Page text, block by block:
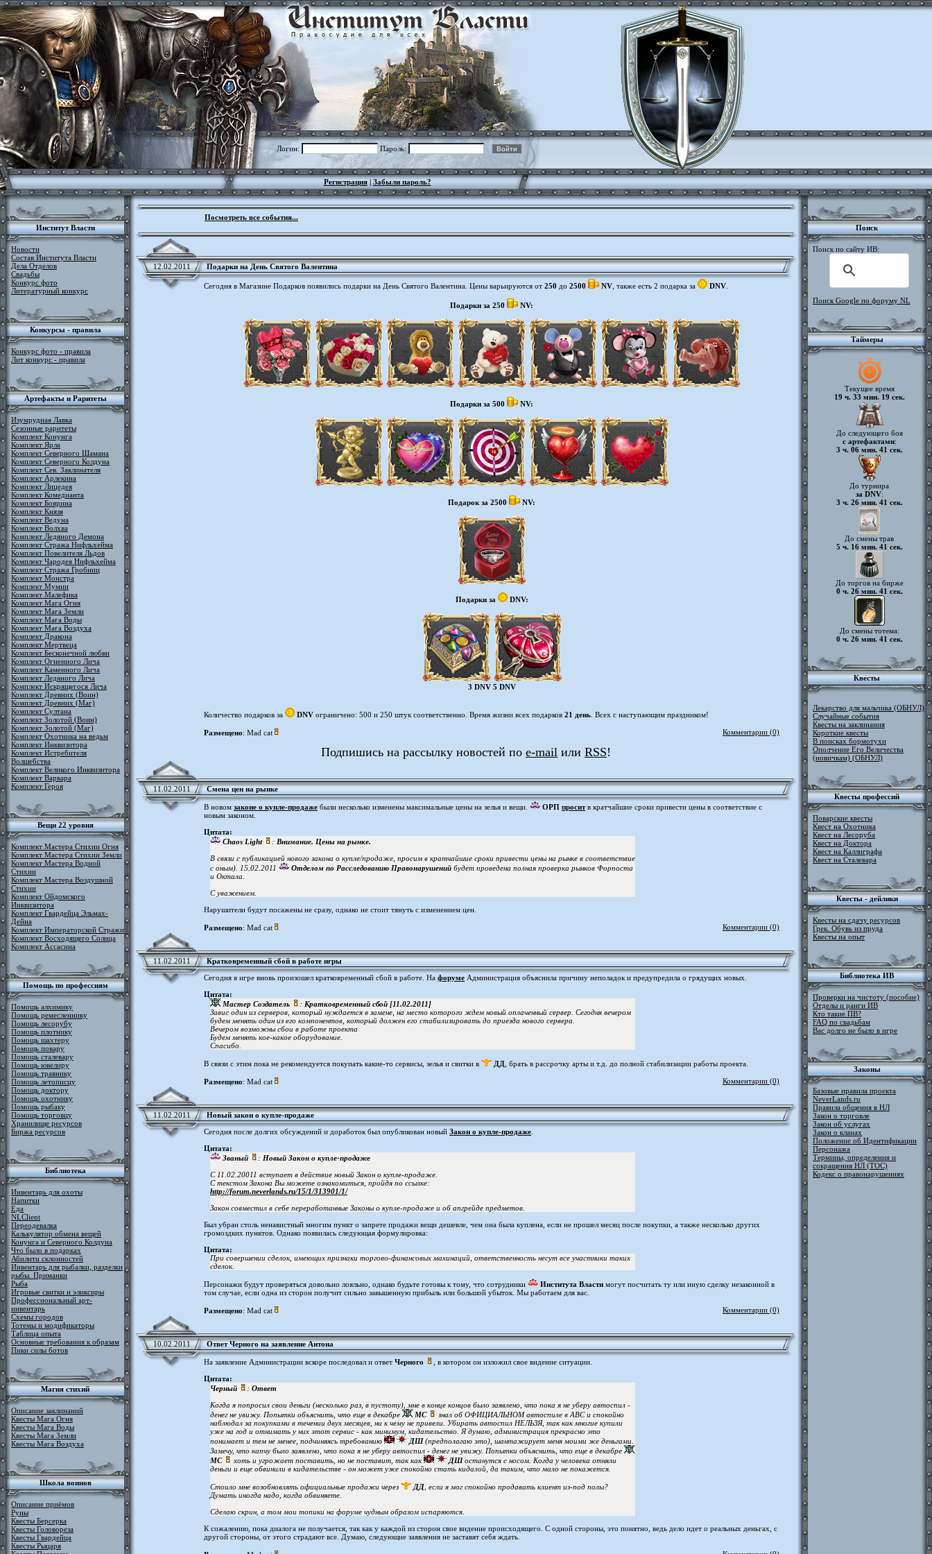
Логин: Пароль:
Регистрация| Забыли пароль?
Институт Власти
Новости
Состав Института Власти
Дела Отделов
Свадьбы
Конкурс фото
Литературный конкурс
Конкурсы - правила
Конкурс фото - правила
Лит конкурс - правила
Артефакты и Раритеты
Изумрудная Лавка
Сезонные раритеты
Комплект Конунга
Комплект Ярла
Комплект Северного Шамана
Комплект Северного Колдуна
Комплект Сев. Заклинателя
Комплект Арлекина
Комплект Лицедея
Комплект Комедианта
Комплект Боярина
Комплект Князя
Комплект Ведуна
Комплект Волхва
Комплект Ледяного Демона
Комплект Стража Нифльхейма
Комплект Повелителя Льдов
Комплект Чародея Нифльхейма
Комплект Стража Гробниц
Комплект Монстра
Комплект Мумии
Комплект Малефика
Комплект Мага Огня
Комплект Мага Земли
Комплект Мага Воды
Комплект Мага Воздуха
Комплект Дракона
Комплект Мертвеца
Комплект Бесконечной любви
Комплект Огненного Лича
Комплект Каменного Лича
Комплект Ледяного Лича
Комплект Искрящегося Лича
Комплект Древних (Воин)
Комплект Древних (Маг)
Комплект Султана
Комплект Золотой (Воин)
Комплект Золотой (Маг)
Комплект Охотника на ведьм
Комплект Инквизитора
Комплект Истребителя
Волшебства
Комплект Великого Инквизитора
Комплект Варвара
Комплект Героя
Вещи 22 уровня
Комплект Мастера Стихии Огня
Комплект Мастера Стихии Земли
Комплект Мастера Водной
Стихии
Комплект Мастера Воздушной
Стихии
Комплект Ойдомского
Инквизитора
Комплект Гвардейца Эльмах-
Дейна
Комплект Императорской Стражи
Комплект Восходящего Солнца
Комплект Ассасина
Помощь по профессиям
Помощь алхимику
Помощь ремесленнику
Помощь лесорубу
Помощь плотнику
Помощь шахтеру
Помощь повару
Помощь сталевару
Помощь ювелиру
Помощь травнику
Помощь летописцу
Помощь доктору
Помощь охотнику
Помощь рыбаку
Помощь торговцу
Хранилище ресурсов
Биржа ресурсов
Библиотека
Инвентарь для охоты
Напитки
Еда
NLClient
Переодевалка
Калькулятор обмена вещей
Конунга и Северного Колдуна
Что было в подарках
Абилити склонностей
Инвентарь для рыбалки, разделки
рыбы. Приманки
Рыба
Игровые свитки и эликсиры
Профессиональный арт-
инвентарь
Схемы городов
Тотемы и модификаторы
Таблица опыта
Основные требования к образам
Пики силы ботов
Магия стихий
Описание заклинаний
Квесты Мага Огня
Квесты Мага Воды
Квесты Мага Земли
Квесты Мага Воздуха
Школа воинов
Описание приёмов
Руны
Квесты Берсерка
Квесты Головореза
Квесты Гвардейца
Квесты Рыцаря
Посмотреть все события...
12.02.2011 Подарки на День Святого Валентина
Сегодня в Магазине Подарков появились подарки на День Святого Валентина. Цены варьируются от 250 до 2500 NV , также есть 2 подарка за DNV
Подарки за 250 NV:
Подарки за 500 NV:
Подарок за 2500 NV:
Подарки за DNV:
3 DNV 5 DNV
Количество подарков за DNV ограничено: 500 и 250 штук соответственно. Время жизни всех подарков 21 день . Всех с наступающим праздником!
Размещено: Mad cat Комментарии (0)
Подпишись на рассылку новостей по e-mail или RSS!
11.02.2011 Смена цен на рынке
В новом законе о купле-продаже были несколько изменены максимальные цены на зелья и вещи. ОРП проситв кратчайшие сроки привести цены в соответствие с
новым законом.
Цитата:
Chaos Light
: Внимание. Цены на рынке.
В связи с публикацией нового закона о купле/продаже, просим в кратчайшие сроки привести цены на рынке в соответствие
с оным). 15.02.2011
Отделом по Расследованию Правонарушений будет проведена полная проверка рынков Форпоста
и Октала.
С уважением.
Нарушители будут посажены не сразу, однако не стоит тянуть с изменением цен.
Размещено: Mad cat Комментарии (0)
11.02.2011
Кратковременный сбой в работе игры
Сегодня в игре вновь произошел кратковременный сбой в работе. На форуме Администрация объяснила причину неполадок и предупредила о грядущих новых.
Цитата:
Мастер Создатель
: Кратковременный сбой [11.02.2011]
Завис один из серверов, который нуждается в замене, на место которого ждем новый оплаченный сервер. Сегодня вечером
будем менять один из его компонентов, который должен его стабилизировать до приезда нового сервера.
Вечером возможны сбои в работе проекта
Будем менять кое-какое оборудование.
Спасибо.
В связи с этим пока не рекомендуется покупать какие-то сервисы, зелья и свитки в ДД , брать в рассрочку арты и т.д. до полной стабилизации работы проекта.
Размещено: Mad cat Комментарии (0)
11.02.2011
Новый закон о купле-продаже
Сегодня после долгих обсуждений и доработок был опубликован новый Закон о купле-продаже
Цитата:
Званый
: Новый Закон о купле-продаже
С 11.02.20011 вступает в действие новый Закон о купле-продаже.
С текстом Закона Вы можете ознакомиться, пройдя по ссылке:
http://forum.neverlands.ru/15/1/313901/1/
Закон совместил в себе переработанные Законы о купле-продаже и об апгрейде предметов.
Был убран столь ненавистный многим пункт о запрете продажи вещи дешевле, чем она была куплена, если не прошел месяц после покупки, а также несколько других
громоздких пунктов. Однако появилась следующая формулировка:
Цитата:
При совершении сделок, имеющих признаки торгово-финансовых махинаций, ответственность несут все участники таких
сделок.
Персонажи будут проверяться довольно лояльно, однако будьте готовы к тому, что сотрудники Института Власти могут посчитать ту или иную сделку незаконной в
том случае, если одна из сторон получит сильно завышенную прибыль или большой убыток. Мы работаем для вас.
Размещено: Mad cat Комментарии (0)
10.02.2011 Ответ Черного на заявление Антона
На заявление Администрации вскоре последовал и ответ Черного
, в котором он изложил свое видение ситуации.
Цитата:
Черный
: Ответ
Когда я попросил свои деньги (несколько раз, в пустоту), мне в конце концов было заявлено, что пока я не уберу автоспил -
денег не увижу. Попытки объяснить, что еще в декабре
МС
знал об ОФИЦИАЛЬНОМ автоспиле в ABC и спокойно
наблюдал за покупками в течении двух месяцев, ни к чему не привели. Убирать автоспил НЕЛЬЗЯ, так как многие купили
уже на год и отнимать у них этот сервис - как минимум, кидательство. Я думаю, администрация прекрасно это
понимает и тем не менее, подчиняясь требованию
ДШ(предполагаю это), шантажирует меня моими же деньгами.
Замечу, что капчу было заявлено, что пока я не уберу автоспил - денег не увижу. Попытки объяснить, что еще в декабре
МС
хоть и угрожает поставить, но не поставит, так как ДШостанутся с носом. Когда у человека отняли
деньги и еще обвинили в кидательстве - он может уже спокойно стать кидалой, да таким, что мало не покажется.
Стоило мне возобновлять официальные продажи через ДД , если я мог спокойно продавать клиент из-под полы?
Думать иногда надо, когда обвиняете.
Сделаю скрин, а том мои топики на форуме чудным образом испаряются.
К сожалению, пока диалога не получается, так как у каждой из сторон свое видение происходящего. С одной стороны, это понятно, ведь дело идет о реальных деньгах, с
другой стороны, от этого страдают все. Думаю, следующие заявления не заставят себя ждать.
Поиск
Поиск по сайту ИВ:
Поиск Google по форуму NL
Таймеры
Текущее время
19 ч. 33 мин. 20 сек.
До следующего боя
с артефактами:
3 ч. 06 мин. 40 сек.
До турнира
за DNV:
3 ч. 26 мин. 40 сек.
До смены трав
5 ч. 16 мин. 40 сек.
До торгов на бирже
0 ч. 26 мин. 40 сек.
До смены тотема:
0 ч. 26 мин. 40 сек.
Квесты
Лекарство для мальчика (ОБНУЛ)
Случайные события
Квесты на заклинания
Короткие квесты
В поисках бормотухи
Ополчение Его Величества
(новичкам) (ОБНУЛ)
Квесты профессий
Поварские квесты
Квест на Охотника
Квест на Лесоруба
Квест на Доктора
Квест на Каллиграфа
Квест на Сталевара
Квесты - дейлики
Квесты на сдачу ресурсов
Грек. Обувь из пруда
Квесты на опыт
Библиотека ИВ
Проверки на чистоту (пособие)
Отделы и ранги ИВ
Кто такие ПВ?
FAQ по свадьбам
Вас долго не было в игре
Законы
Базовые правила проекта
NeverLands.ru
Правила общения в НЛ
Закон о торговле
Закон об услугах
Закон о кланах
Положение об Идентификации
Персонажа
Термины, определения и
сокращения НЛ (ТОС)
Кодекс о правонарушениях